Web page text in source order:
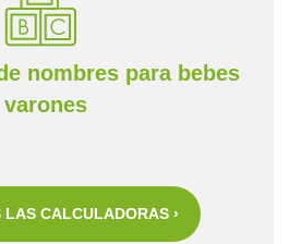
nombres para bebes
varones
LAS CALCULADORAS ›